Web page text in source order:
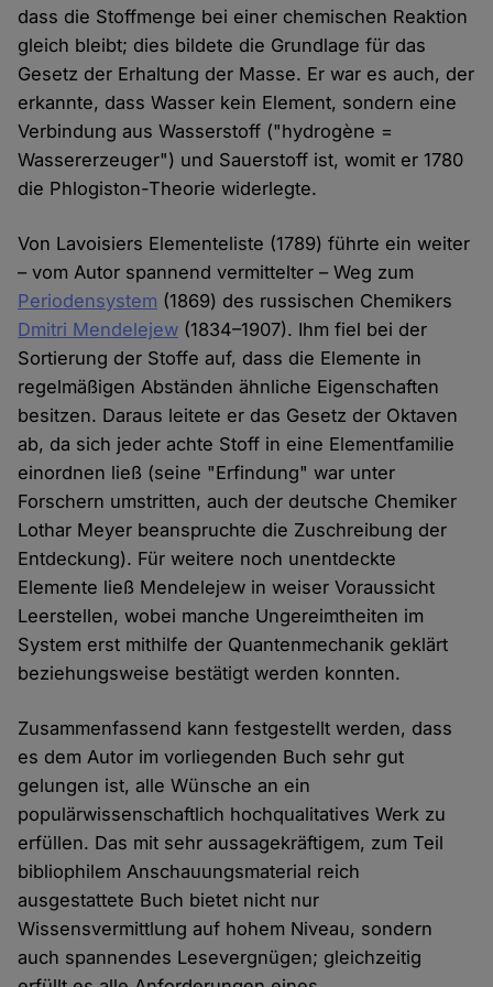
dass die Stoffmenge bei einer chemischen Reaktion
gleich bleibt; dies bildete die Grundlage für das
Gesetz der Erhaltung der Masse. Er war es auch, der
erkannte, dass Wasser kein Element, sondern eine
Verbindung aus Wasserstoff ("hydrogène =
Wassererzeuger") und Sauerstoff ist, womit er 1780
die Phlogiston-Theorie widerlegte.
Von Lavoisiers Elementeliste (1789) führte ein weiter
– vom Autor spannend vermittelter – Weg zum
Periodensystem (1869) des russischen Chemikers
Dmitri Mendelejew (1834–1907). Ihm fiel bei der
Sortierung der Stoffe auf, dass die Elemente in
regelmäßigen Abständen ähnliche Eigenschaften
besitzen. Daraus leitete er das Gesetz der Oktaven
ab, da sich jeder achte Stoff in eine Elementfamilie
einordnen ließ (seine "Erfindung" war unter
Forschern umstritten, auch der deutsche Chemiker
Lothar Meyer beanspruchte die Zuschreibung der
Entdeckung). Für weitere noch unentdeckte
Elemente ließ Mendelejew in weiser Voraussicht
Leerstellen, wobei manche Ungereimtheiten im
System erst mithilfe der Quantenmechanik geklärt
beziehungsweise bestätigt werden konnten.
Zusammenfassend kann festgestellt werden, dass
es dem Autor im vorliegenden Buch sehr gut
gelungen ist, alle Wünsche an ein
populärwissenschaftlich hochqualitatives Werk zu
erfüllen. Das mit sehr aussagekräftigem, zum Teil
bibliophilem Anschauungsmaterial reich
ausgestattete Buch bietet nicht nur
Wissensvermittlung auf hohem Niveau, sondern
auch spannendes Lesevergnügen; gleichzeitig